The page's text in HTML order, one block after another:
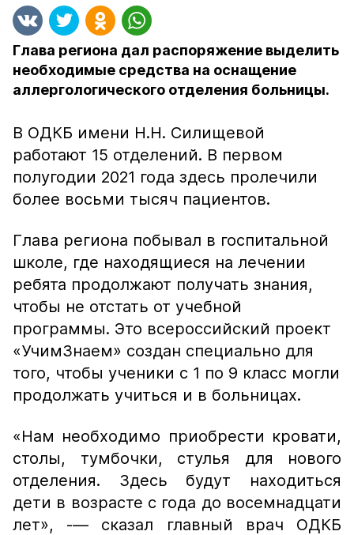
Глава региона дал распоряжение выделить
необходимые средства на оснащение
аллергологического отделения больницы.
В ОДКБ имени Н.Н. Силищевой
работают 15 отделений. В первом
полугодии 2021 года здесь пролечили
более восьми тысяч пациентов.
Глава региона побывал в госпитальной
школе, где находящиеся на лечении
ребята продолжают получать знания,
чтобы не отстать от учебной
программы. Это всероссийский проект
«УчимЗнаем» создан специально для
того, чтобы ученики с 1 по 9 класс могли
продолжать учиться и в больницах.
«Нам необходимо приобрести кровати,
столы, тумбочки, стулья для нового
отделения. Здесь будут находиться
дети в возрасте с года до восемнадцати
лет», -— сказал главный врач ОДКБ